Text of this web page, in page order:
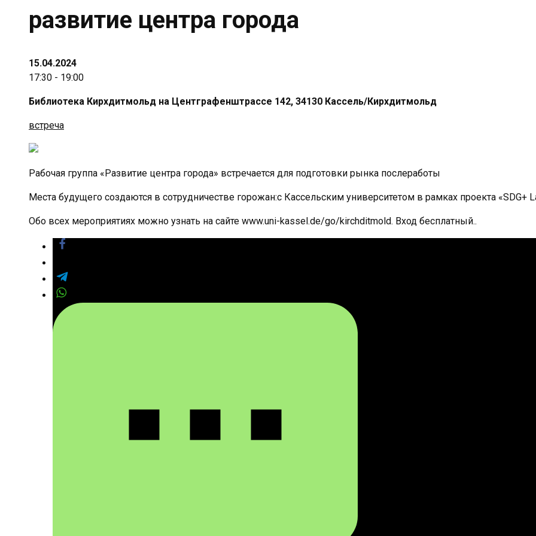
развитие центра города
15.04.2024
17:30 - 19:00
Библиотека Кирхдитмольд на Центграфенштрассе 142, 34130 Кассель/Кирхдитмольд
встреча
Рабочая группа «Развитие центра города» встречается для подготовки рынка послеработы
Места будущего создаются в сотрудничестве горожан:с Кассельским университетом в рамках проекта «SDG+
Обо всех мероприятиях можно узнать на сайте www.uni-kassel.de/go/kirchditmold. Вход бесплатный..